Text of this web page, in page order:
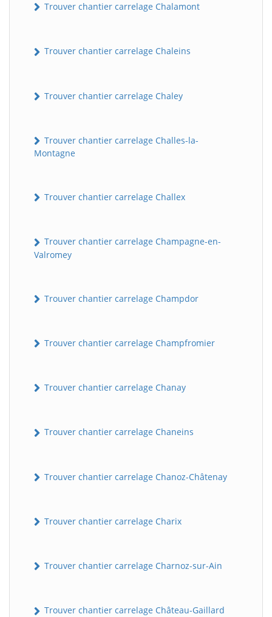
Trouver chantier carrelage Chalamont
Trouver chantier carrelage Chaleins
Trouver chantier carrelage Chaley
Trouver chantier carrelage Challes-la-
Montagne
Trouver chantier carrelage Challex
Trouver chantier carrelage Champagne-en-
Valromey
Trouver chantier carrelage Champdor
Trouver chantier carrelage Champfromier
Trouver chantier carrelage Chanay
Trouver chantier carrelage Chaneins
Trouver chantier carrelage Chanoz-Châtenay
Trouver chantier carrelage Charix
Trouver chantier carrelage Charnoz-sur-Ain
Trouver chantier carrelage Château-Gaillard